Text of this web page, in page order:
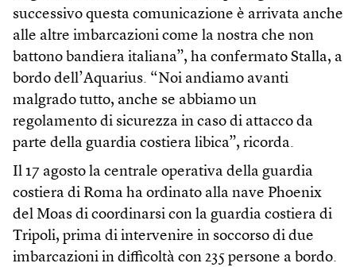
successivo questa comunicazione è arrivata anche
alle altre imbarcazioni come la nostra che non
battono bandiera italiana”, ha confermato Stalla, a
bordo dell’Aquarius. “Noi andiamo avanti
malgrado tutto, anche se abbiamo un
regolamento di sicurezza in caso di attacco da
parte della guardia costiera libica”, ricorda.
Il 17 agosto la centrale operativa della guardia
costiera di Roma ha ordinato alla nave Phoenix
del Moas di coordinarsi con la guardia costiera di
Tripoli, prima di intervenire in soccorso di due
imbarcazioni in difficoltà con 235 persone a bordo.